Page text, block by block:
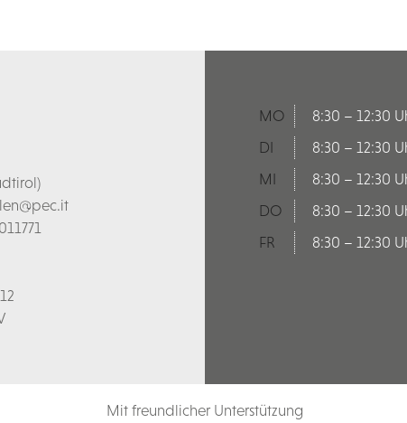
MO
8:30 – 12:30
DI
8:30 – 12:30
MI
8:30 – 12:30
DO
8:30 – 12:30
FR
8:30 – 12:30
Mit freundlicher Unterstützung